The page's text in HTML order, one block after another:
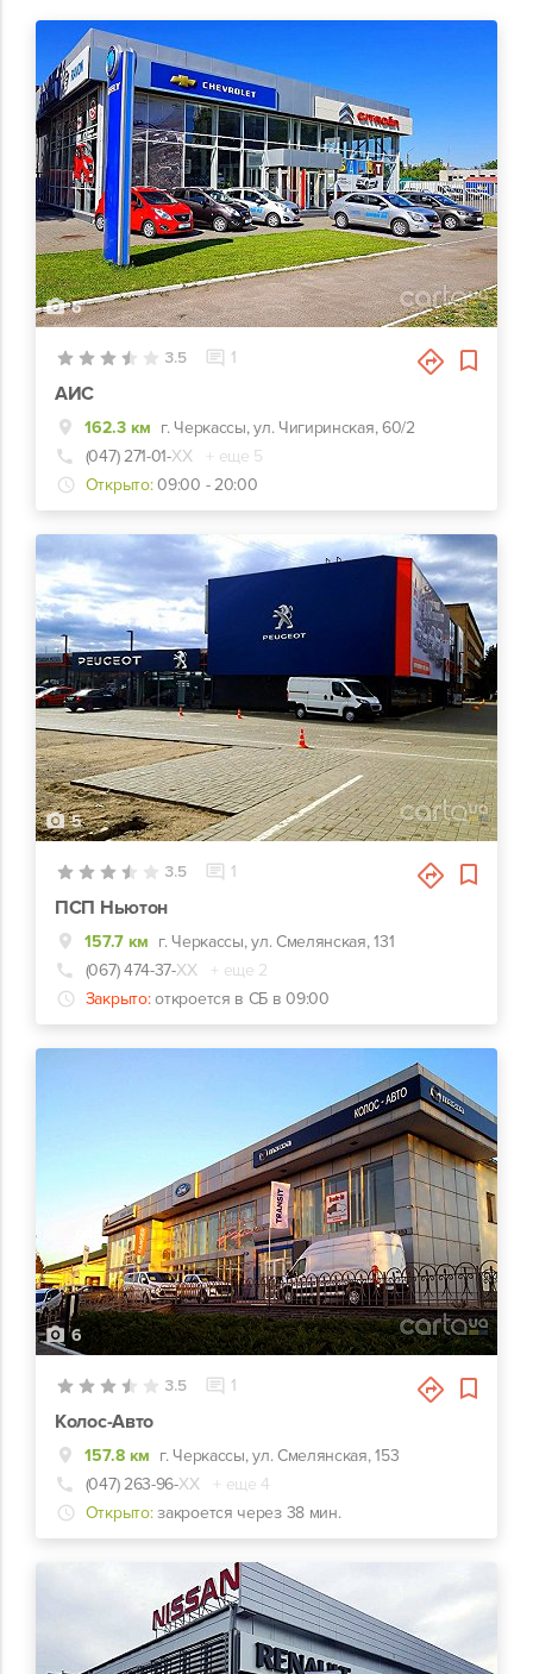
6
3.5 1
АИС
162.3 км г. Черкассы, ул. Чигиринская, 60/2
(047) 271-01-ХХ
+ еще 5
Открыто: 09:00 - 20:00
5
3.5 1
ПСП Ньютон
157.7 км г. Черкассы, ул. Смелянская, 131
(067) 474-37-ХХ
+ еще 2
Закрыто: откроется в СБ в 09:00
6
3.5 1
Колос-Авто
157.8 км г. Черкассы, ул. Смелянская, 153
(047) 263-96-ХХ
+ еще 4
Открыто: закроется через 38 мин.